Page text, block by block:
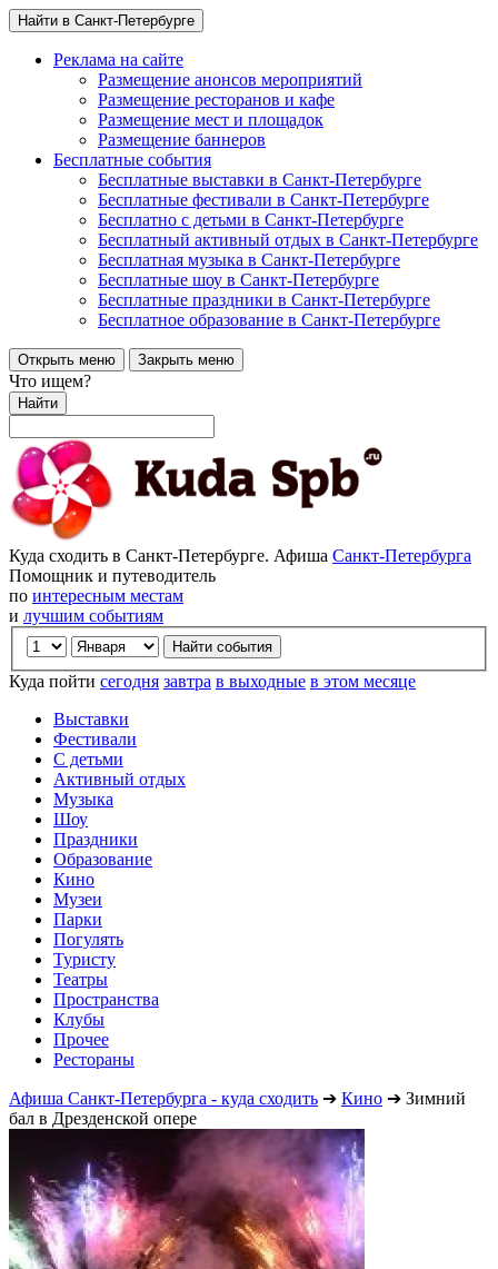
Найти в Санкт-Петербурге
Реклама на сайте
Размещение анонсов мероприятий
Размещение ресторанов и кафе
Размещение мест и площадок
Размещение баннеров
Бесплатные события
Бесплатные выставки в Санкт-Петербурге
Бесплатные фестивали в Санкт-Петербурге
Бесплатно с детьми в Санкт-Петербурге
Бесплатный активный отдых в Санкт-Петербурге
Бесплатная музыка в Санкт-Петербурге
Бесплатные шоу в Санкт-Петербурге
Бесплатные праздники в Санкт-Петербурге
Бесплатное образование в Санкт-Петербурге
Открыть меню Закрыть меню
Что ищем?
Найти
Куда сходить в Санкт-Петербурге. Афиша Санкт-Петербурга
Помощник и путеводитель
по интересным местам
и лучшим событиям
Куда пойти сегодня завтра в выходные в этом месяце
Выставки
Фестивали
С детьми
Активный отдых
Музыка
Шоу
Праздники
Образование
Кино
Музеи
Парки
Погулять
Туристу
Театры
Пространства
Клубы
Прочее
Рестораны
Афиша Санкт-Петербурга - куда сходить ➔ Кино ➔ Зимний
бал в Дрезденской опере